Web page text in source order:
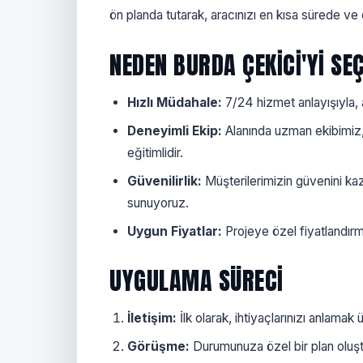
ön planda tutarak, aracınızı en kısa sürede
NEDEN BURDA ÇEKICI'YI
Hızlı Müdahale: 7/24 hizmet anlayışıyla,
Deneyimli Ekip: Alanında uzman
eğitimlidir.
Güvenilirlik: Müşterilerimizin güvenini
sunuyoruz.
Uygun Fiyatlar: Projeye özel
UYGULAMA SÜRECI
İletişim: İlk olarak, ihtiyaçlarınızı
Görüşme: Durumunuza özel bir plan